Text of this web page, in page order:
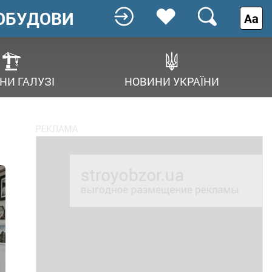
ГАЛУЗІ НОВИНИ УКРАЇНИ
Аа